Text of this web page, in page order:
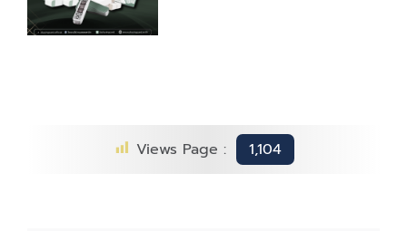
Views Page : 1,104